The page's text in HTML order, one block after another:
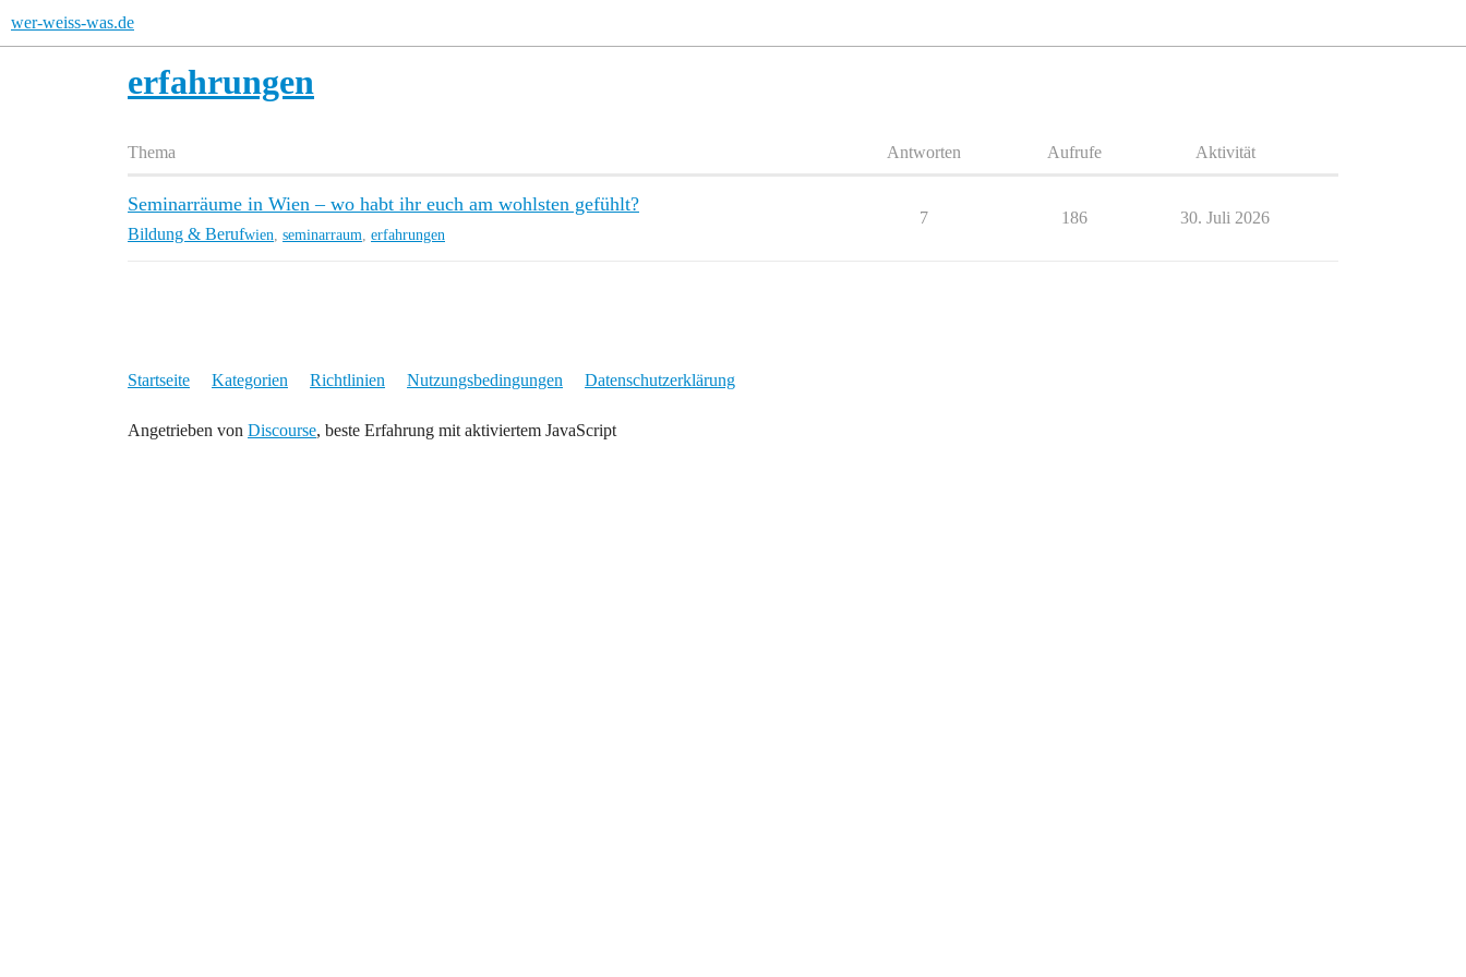
wer-weiss-was.de
erfahrungen
Thema Antworten Aufrufe Aktivität
Seminarräume in Wien – wo habt ihr euch am wohlsten gefühlt?
Bildung & Berufwien seminarraum erfahrungen
7 186 30. Juli 2026
Startseite Kategorien Richtlinien Nutzungsbedingungen Datenschutzerklärung
Angetrieben von Discourse, beste Erfahrung mit aktiviertem JavaScript